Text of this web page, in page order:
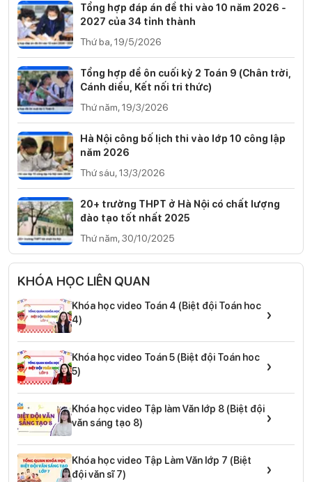
Tổng hợp đáp án đề thi vào 10 năm 2026 -
2027 của 34 tỉnh thành
Thứ ba, 19/5/2026
Tổng hợp đề ôn cuối kỳ 2 Toán 9 (Chân trời,
Cánh diều, Kết nối tri thức)
Thứ năm, 19/3/2026
Hà Nội công bố lịch thi vào lớp 10 công lập
năm 2026
Thứ sáu, 13/3/2026
20+ trường THPT ở Hà Nội có chất lượng
đào tạo tốt nhất 2025
Thứ năm, 30/10/2025
KHÓA HỌC LIÊN QUAN
Khóa học video Toán 4 (Biệt đội Toán hoc
4)
›
Khóa học video Toán 5 (Biệt đội Toán hoc
5)
›
Khóa học video Tập làm Văn lớp 8 (Biệt đội
văn sáng tạo 8)
›
Khóa học video Tập Làm Văn lớp 7 (Biệt
đội văn sĩ 7)
›